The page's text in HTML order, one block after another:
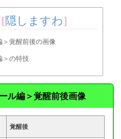
[隠しますわ]
覚醒前後の画像
＞の特技
ル編＞覚醒前後画像
覚醒後